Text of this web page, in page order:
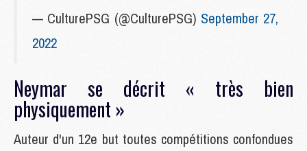
— CulturePSG (@CulturePSG) September 27,
2022
Neymar se décrit « très bien
physiquement »
Auteur d'un 12e but toutes compétitions confondues